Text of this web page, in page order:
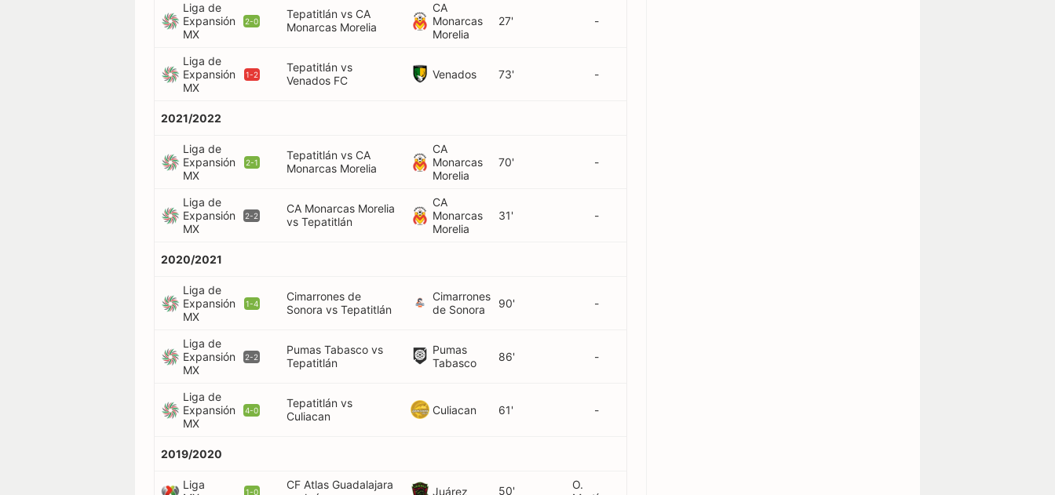
Liga de
Expansión
MX
2-0
Tepatitlán vs CA
Monarcas Morelia
CA
Monarcas
Morelia
27' -
Liga de
Expansión
MX
1-2
Tepatitlán vs
Venados FC
Venados 73' -
2021/2022
Liga de
Expansión
MX
2-1
Tepatitlán vs CA
Monarcas Morelia
CA
Monarcas
Morelia
70' -
Liga de
Expansión
MX
2-2
CA Monarcas Morelia
vs Tepatitlán
CA
Monarcas
Morelia
31' -
2020/2021
Liga de
Expansión
MX
1-4
Cimarrones de
Sonora vs Tepatitlán
Cimarrones
de Sonora
90' -
Liga de
Expansión
MX
2-2
Pumas Tabasco vs
Tepatitlán
Pumas
Tabasco
86' -
Liga de
Expansión
MX
4-0
Tepatitlán vs
Culiacan
Culiacan 61' -
2019/2020
Liga
1-0
CF Atlas Guadalajara
Juárez 50'
O.